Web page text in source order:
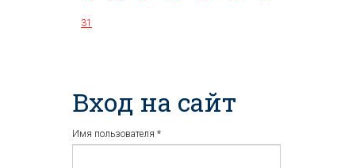
31
Вход на сайт
Имя пользователя *